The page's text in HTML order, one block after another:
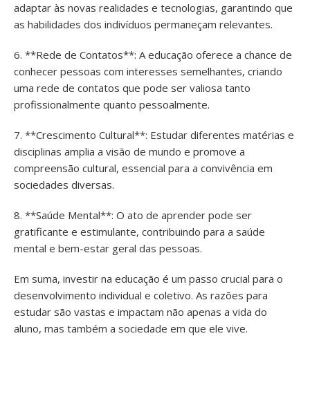
adaptar às novas realidades e tecnologias, garantindo que
as habilidades dos indivíduos permaneçam relevantes.
6. **Rede de Contatos**: A educação oferece a chance de
conhecer pessoas com interesses semelhantes, criando
uma rede de contatos que pode ser valiosa tanto
profissionalmente quanto pessoalmente.
7. **Crescimento Cultural**: Estudar diferentes matérias e
disciplinas amplia a visão de mundo e promove a
compreensão cultural, essencial para a convivência em
sociedades diversas.
8. **Saúde Mental**: O ato de aprender pode ser
gratificante e estimulante, contribuindo para a saúde
mental e bem-estar geral das pessoas.
Em suma, investir na educação é um passo crucial para o
desenvolvimento individual e coletivo. As razões para
estudar são vastas e impactam não apenas a vida do
aluno, mas também a sociedade em que ele vive.